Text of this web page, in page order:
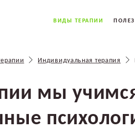
ВИДЫ ТЕРАПИИ
Индивидуальная терапия
мы